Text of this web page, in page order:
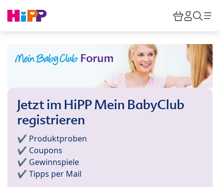
HiPP
Jetzt im HiPP Mein BabyClub
registrieren
✔️ Produktproben
✔️ Coupons
✔️ Gewinnspiele
✔️ Tipps per Mail